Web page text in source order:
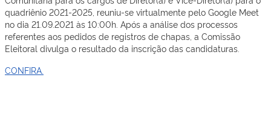
quadriênio 2021-2025, reuniu-se virtualmente pelo Google Meet
no dia 21.09.2021 às 10:00h. Após a análise dos processos
referentes aos pedidos de registros de chapas, a Comissão
Eleitoral divulga o resultado da inscrição das candidaturas.
CONFIRA.